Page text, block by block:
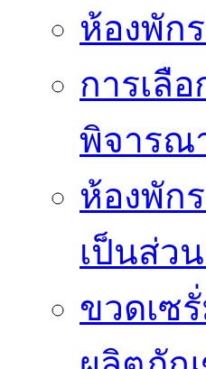
ห้องพัก
การเลื
พิจารณ
ห้องพัก
เป็นส่ว
ขวดเซ